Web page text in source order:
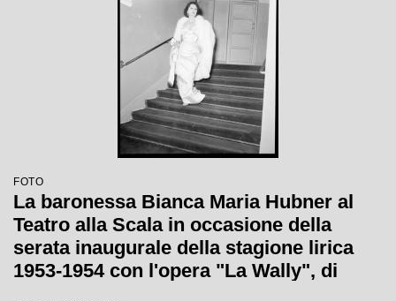
FOTO
La baronessa Bianca Maria Hubner al
Teatro alla Scala in occasione della
serata inaugurale della stagione lirica
1953-1954 con l'opera "La Wally", di